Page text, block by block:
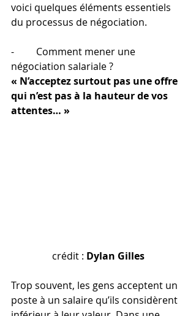
voici quelques éléments essentiels
du processus de négociation.
-         Comment mener une
négociation salariale ?
« N’acceptez surtout pas une offre
qui n’est pas à la hauteur de vos
attentes… »
crédit : Dylan Gilles
Trop souvent, les gens acceptent un
poste à un salaire qu’ils considèrent